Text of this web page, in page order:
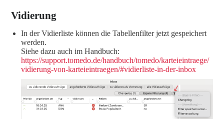
Vidierung
In der Vidierliste können die Tabellenfilter jetzt gespeichert
werden.
Siehe dazu auch im Handbuch:
https://support.tomedo.de/handbuch/tomedo/karteieintraege/
vidierung-von-karteieintraegen/#vidierliste-in-der-inbox